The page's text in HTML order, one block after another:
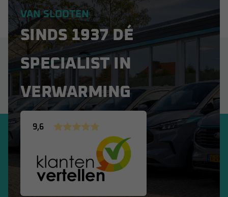
VAN SLOOTEN
SINDS 1937 DÉ
SPECIALIST IN
VERWARMING
9,6